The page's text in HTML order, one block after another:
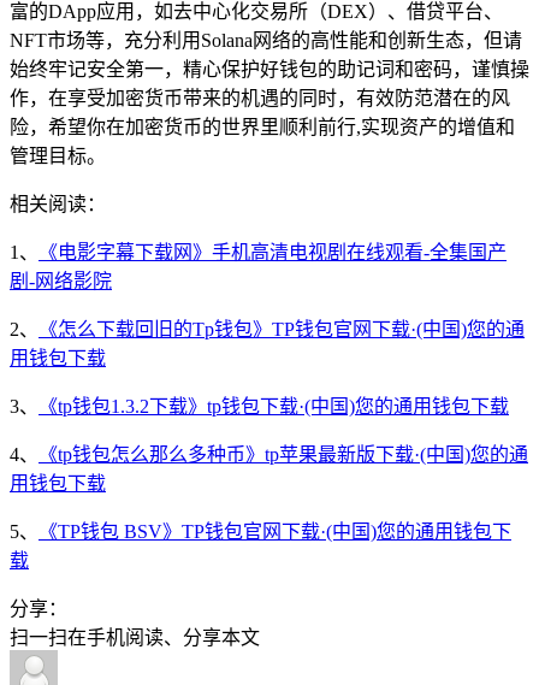
富的DApp应用，如去中心化交易所（DEX）、借贷平台、
NFT市场等，充分利用Solana网络的高性能和创新生态，但请
始终牢记安全第一，精心保护好钱包的助记词和密码，谨慎操
作，在享受加密货币带来的机遇的同时，有效防范潜在的风
险，希望你在加密货币的世界里顺利前行,实现资产的增值和
管理目标。
相关阅读：
1、
《电影字幕下载网》手机高清电视剧在线观看-全集国产
剧-网络影院
2、
《怎么下载回旧的Tp钱包》TP钱包官网下载·(中国)您的通
用钱包下载
3、 《tp钱包1.3.2下载》tp钱包下载·(中国)您的通用钱包下载
4、
《tp钱包怎么那么多种币》tp苹果最新版下载·(中国)您的通
用钱包下载
5、
《TP钱包 BSV》TP钱包官网下载·(中国)您的通用钱包下
载
分享：
扫一扫在手机阅读、分享本文